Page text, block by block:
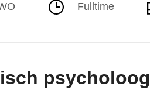
Fulltime
psycholoog